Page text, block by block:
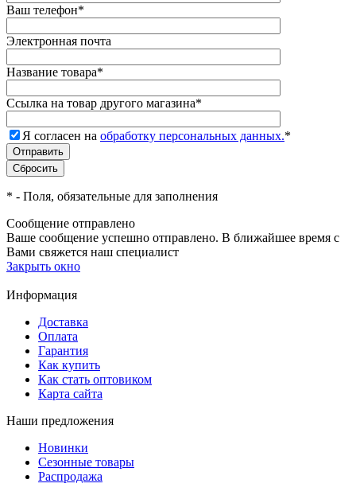
Ваш телефон*
Электронная почта
Название товара*
Ссылка на товар другого магазина*
Я согласен на обработку персональных данных.*
* - Поля, обязательные для заполнения
Сообщение отправлено
Ваше сообщение успешно отправлено. В ближайшее время с
Вами свяжется наш специалист
Закрыть окно
Информация
Доставка
Оплата
Гарантия
Как купить
Как стать оптовиком
Карта сайта
Наши предложения
Новинки
Сезонные товары
Распродажа